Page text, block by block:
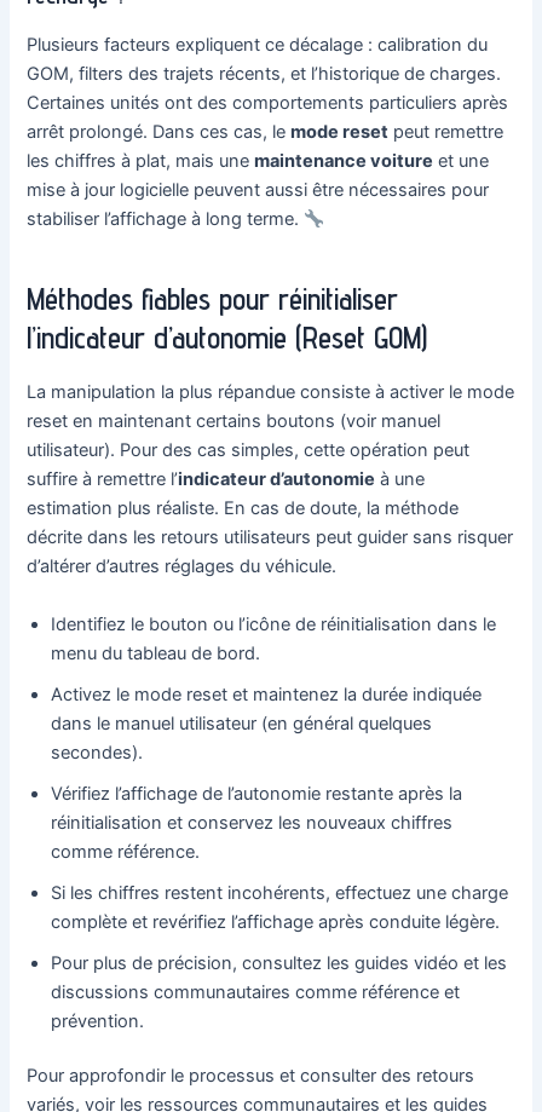
Plusieurs facteurs expliquent ce décalage : calibration du
GOM, filters des trajets récents, et l’historique de charges.
Certaines unités ont des comportements particuliers après
arrêt prolongé. Dans ces cas, lemode reset peut remettre
les chiffres à plat, mais unemaintenance voiture et une
mise à jour logicielle peuvent aussi être nécessaires pour
stabiliser l’affichage à long terme.
Méthodes fiables pour réinitialiser
l’indicateur d’autonomie (Reset GOM)
La manipulation la plus répandue consiste à activer le mode
reset en maintenant certains boutons (voir manuel
utilisateur). Pour des cas simples, cette opération peut
suffire à remettre l’indicateur d’autonomie à une
estimation plus réaliste. En cas de doute, la méthode
décrite dans les retours utilisateurs peut guider sans risquer
d’altérer d’autres réglages du véhicule.
Identifiez le bouton ou l’icône de réinitialisation dans le
menu du tableau de bord.
Activez le mode reset et maintenez la durée indiquée
dans le manuel utilisateur (en général quelques
secondes).
Vérifiez l’affichage de l’autonomie restante après la
réinitialisation et conservez les nouveaux chiffres
comme référence.
Si les chiffres restent incohérents, effectuez une charge
complète et revérifiez l’affichage après conduite légère.
Pour plus de précision, consultez les guides vidéo et les
discussions communautaires comme référence et
prévention.
Pour approfondir le processus et consulter des retours
variés, voir les ressources communautaires et les guides